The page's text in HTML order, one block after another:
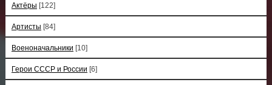
Актёры [122]
Артисты [84]
Военоначальники [10]
Герои СССР и России [6]